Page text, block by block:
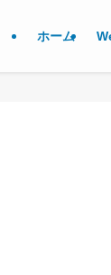
ホーム